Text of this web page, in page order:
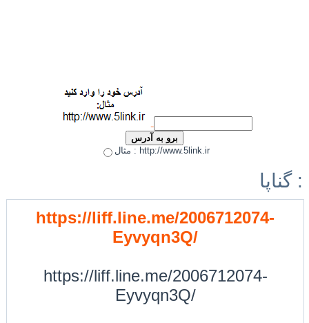
مثال : http://www.5link.ir
گناپا :
https://liff.line.me/2006712074-
Eyvyqn3Q/
https://liff.line.me/2006712074-
Eyvyqn3Q/